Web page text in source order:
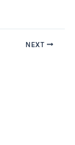
NEXT